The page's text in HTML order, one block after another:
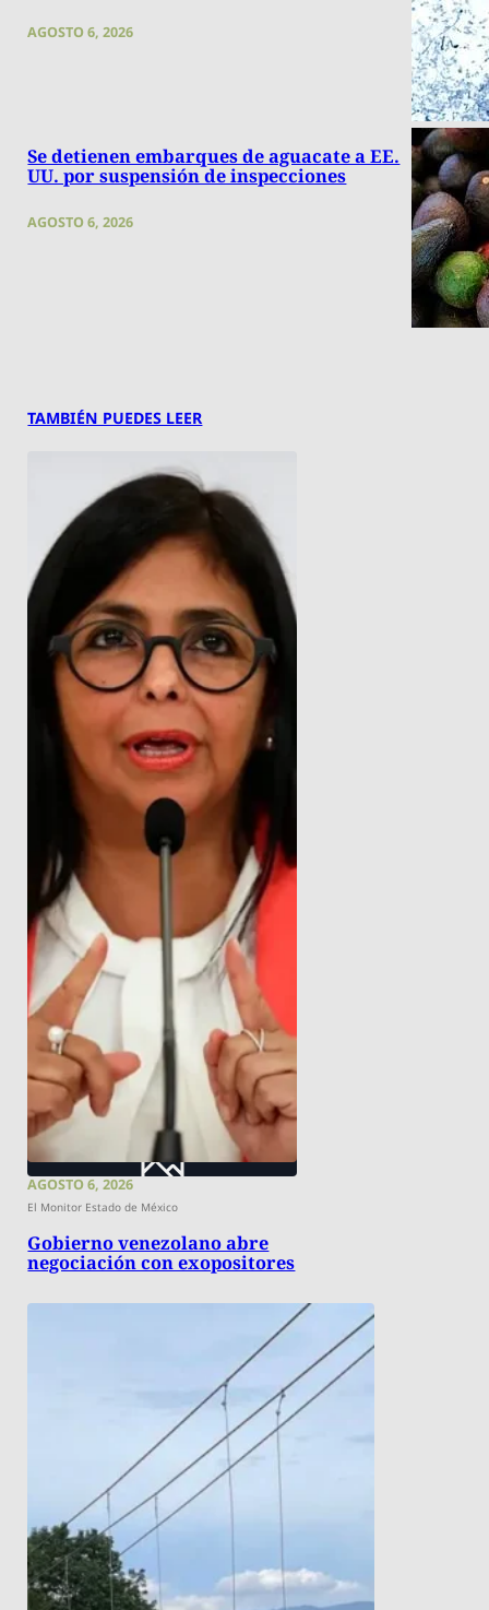
AGOSTO 6, 2026
Se detienen embarques de aguacate a EE.
UU. por suspensión de inspecciones
AGOSTO 6, 2026
TAMBIÉN PUEDES LEER
AGOSTO 6, 2026
El Monitor Estado de México
Gobierno venezolano abre
negociación con exopositores